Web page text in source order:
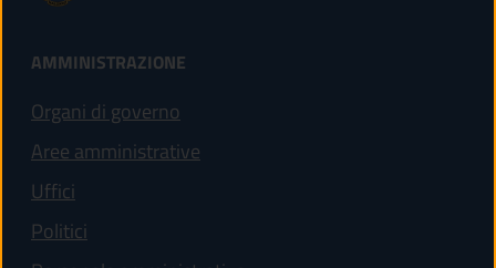
AMMINISTRAZIONE
Organi di governo
Aree amministrative
Uffici
Politici